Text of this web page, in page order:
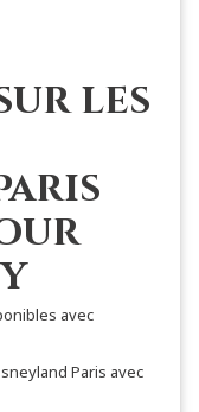
les
avec
Paris avec